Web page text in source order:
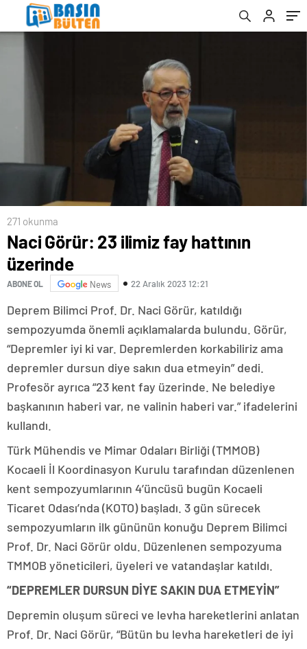
271 okunma
Naci Görür: 23 ilimiz fay hattının
üzerinde
ABONE OL News 22 Aralık 2023 12:21
Deprem Bilimci Prof. Dr. Naci Görür, katıldığı
sempozyumda önemli açıklamalarda bulundu. Görür,
“Depremler iyi ki var. Depremlerden korkabiliriz ama
depremler dursun diye sakın dua etmeyin” dedi.
Profesör ayrıca “23 kent fay üzerinde. Ne belediye
başkanının haberi var, ne valinin haberi var.” ifadelerini
kullandı.
Türk Mühendis ve Mimar Odaları Birliği (TMMOB)
Kocaeli İl Koordinasyon Kurulu tarafından düzenlenen
kent sempozyumlarının 4’üncüsü bugün Kocaeli
Ticaret Odası’nda (KOTO) başladı. 3 gün sürecek
sempozyumların ilk gününün konuğu Deprem Bilimci
Prof. Dr. Naci Görür oldu. Düzenlenen sempozyuma
TMMOB yöneticileri, üyeleri ve vatandaşlar katıldı.
“DEPREMLER DURSUN DİYE SAKIN DUA ETMEYİN”
Depremin oluşum süreci ve levha hareketlerini anlatan
Prof. Dr. Naci Görür, “Bütün bu levha hareketleri de iyi
Açıklaması